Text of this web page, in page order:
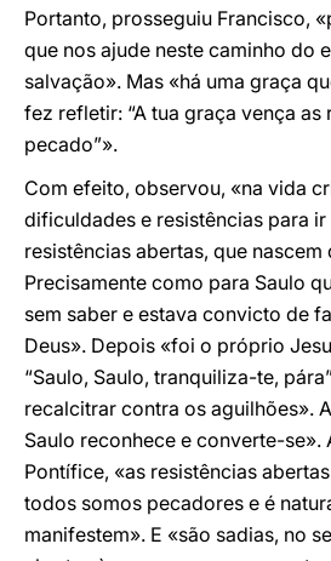
Portanto, prosseguiu Francisco,
que nos ajude neste caminho do
salvação». Mas «há uma graça
fez refletir: “A tua graça vença as
pecado”».
Com efeito, observou, «na vida
dificuldades e resistências para
resistências abertas, que
Precisamente como para Saulo
sem saber e estava convicto de
Deus». Depois «foi o próprio
“Saulo, Saulo, tranquiliza-te,
recalcitrar contra os aguilhões».
Saulo reconhece e converte-se».
Pontífice, «as resistências
todos somos pecadores e é
manifestem». E «são sadias, no